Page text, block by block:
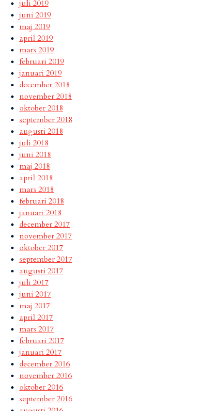
juli 2019
juni 2019
maj 2019
april 2019
mars 2019
februari 2019
januari 2019
december 2018
november 2018
oktober 2018
september 2018
augusti 2018
juli 2018
juni 2018
maj 2018
april 2018
mars 2018
februari 2018
januari 2018
december 2017
november 2017
oktober 2017
september 2017
augusti 2017
juli 2017
juni 2017
maj 2017
april 2017
mars 2017
februari 2017
januari 2017
december 2016
november 2016
oktober 2016
september 2016